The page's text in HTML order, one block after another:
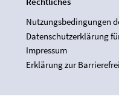
Nutzungsbedingungen
Datenschutzerklärung
Impressum
Erklärung zur